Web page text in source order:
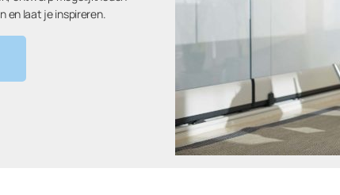
en laat je inspireren.